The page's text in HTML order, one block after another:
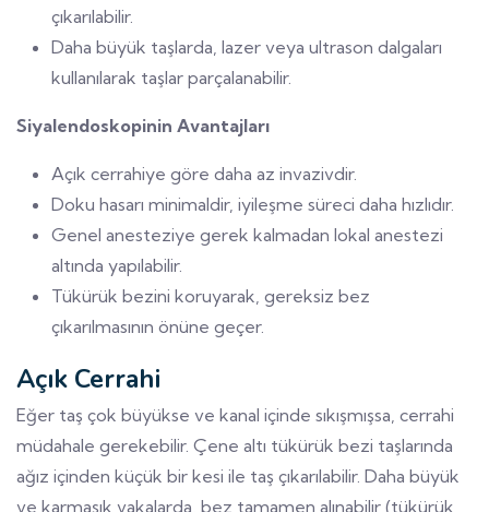
çıkarılabilir.
Daha büyük taşlarda, lazer veya ultrason dalgaları
kullanılarak taşlar parçalanabilir.
Siyalendoskopinin Avantajları
Açık cerrahiye göre daha az invazivdir.
Doku hasarı minimaldir, iyileşme süreci daha hızlıdır.
Genel anesteziye gerek kalmadan lokal anestezi
altında yapılabilir.
Tükürük bezini koruyarak, gereksiz bez
çıkarılmasının önüne geçer.
Açık Cerrahi
Eğer taş çok büyükse ve kanal içinde sıkışmışsa, cerrahi
müdahale gerekebilir. Çene altı tükürük bezi taşlarında
ağız içinden küçük bir kesi ile taş çıkarılabilir. Daha büyük
ve karmaşık vakalarda, bez tamamen alınabilir (tükürük